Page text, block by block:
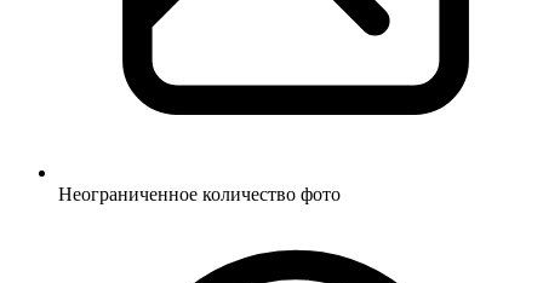
Неограниченное количество фото